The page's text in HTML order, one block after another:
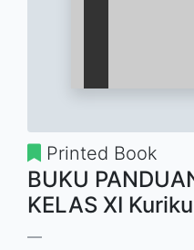
Printed Book
BUKU
KELAS XI